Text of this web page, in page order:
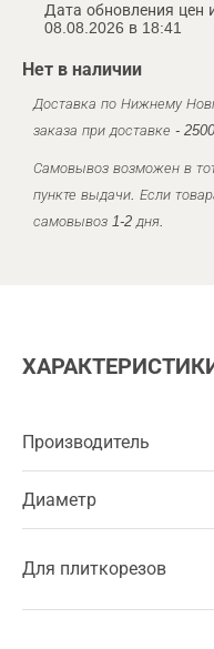
Дата обновления цен
08.08.2026 в 18:41
Нет в наличии
Доставка по Нижнему
заказа при доставке -
Самовывоз возможен в
пункте выдачи. Если
самовывоз 1-2 дня.
Производитель
Диаметр
Для плиткорезов